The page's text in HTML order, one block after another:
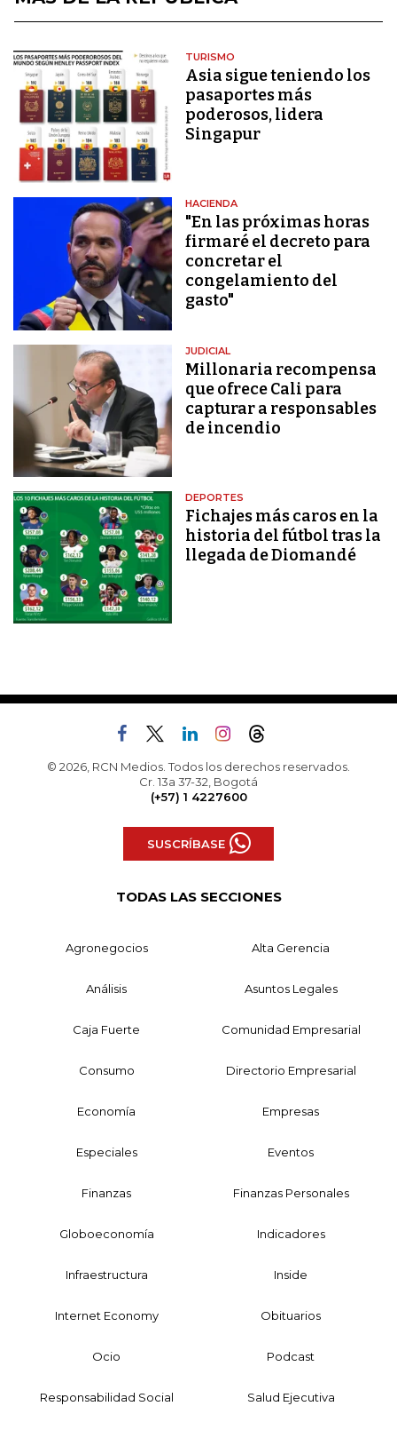
TURISMO
Asia sigue teniendo los
pasaportes más
poderosos, lidera
Singapur
HACIENDA
"En las próximas horas
firmaré el decreto para
concretar el
congelamiento del
gasto"
JUDICIAL
Millonaria recompensa
que ofrece Cali para
capturar a responsables
de incendio
DEPORTES
Fichajes más caros en la
historia del fútbol tras la
llegada de Diomandé
© 2026, RCN Medios. Todos los derechos reservados.
Cr. 13a 37-32, Bogotá
(+57) 1 4227600
SUSCRÍBASE
TODAS LAS SECCIONES
Agronegocios Alta Gerencia
Análisis Asuntos Legales
Caja Fuerte Comunidad Empresarial
Consumo Directorio Empresarial
Economía Empresas
Especiales Eventos
Finanzas Finanzas Personales
Globoeconomía Indicadores
Infraestructura Inside
Internet Economy Obituarios
Ocio Podcast
Responsabilidad Social Salud Ejecutiva